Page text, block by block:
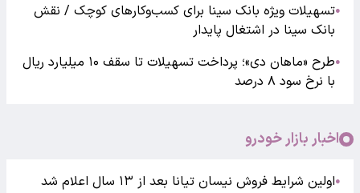
●تسهیلات ویژه بانک سینا برای کسب‌وکارهای کوچک / نقش
بانک سینا در اشتغال پایدار
●
طرح «ماهان دی»؛ پرداخت تسهیلات تا سقف ۱۰ میلیارد ریال
با نرخ سود ۸ درصد
اخبار بازار خودرو
●اولین شرایط فروش نیسان تیانا بعد از ۱۳ سال اعلام شد